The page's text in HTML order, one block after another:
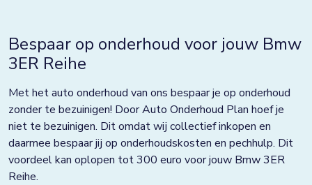
Bespaar op onderhoud voor jouw Bmw
3ER Reihe
Met het auto onderhoud van ons bespaar je op onderhoud
zonder te bezuinigen! Door Auto Onderhoud Plan hoef je
niet te bezuinigen. Dit omdat wij collectief inkopen en
daarmee bespaar jij op onderhoudskosten en pechhulp. Dit
voordeel kan oplopen tot 300 euro voor jouw Bmw 3ER
Reihe.